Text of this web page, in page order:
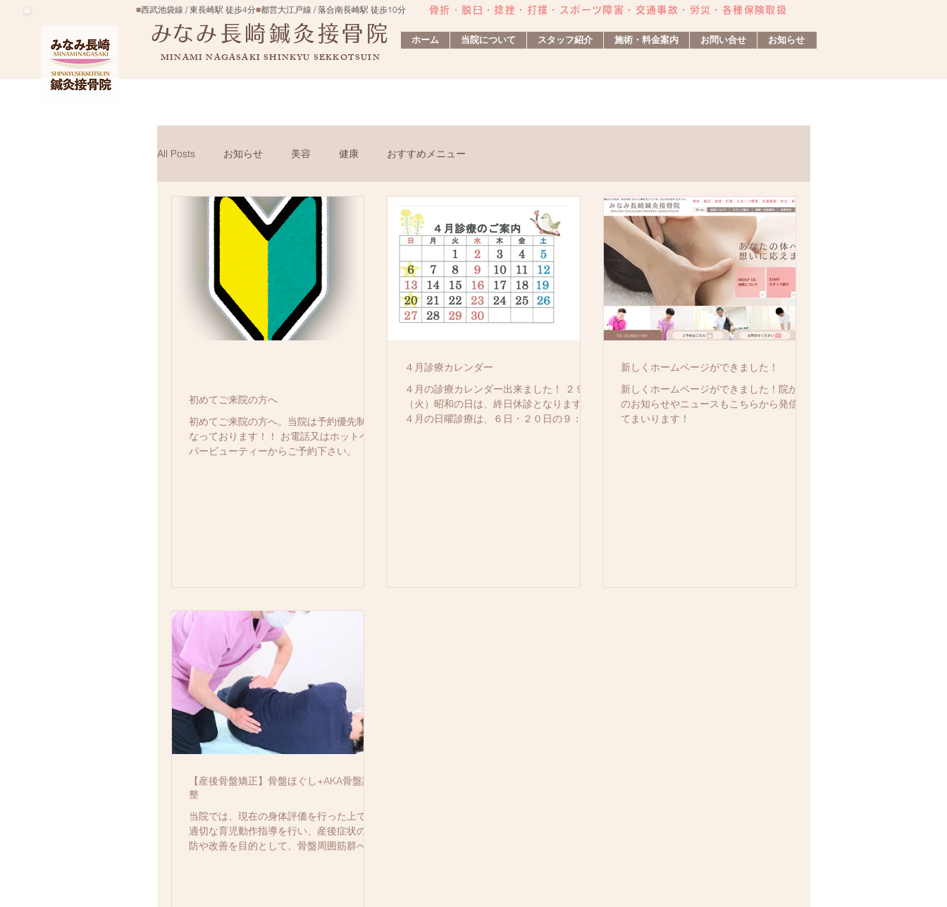
■西武池袋線 / 東長崎駅 徒歩4分■都営大江戸線 / 落合南長崎駅 徒歩10分 骨折・脱臼・捻挫・打撲・スポーツ障害​・交通事故・労災・各種保険取扱
​みなみ長崎鍼灸接骨院 ホーム 当院について スタッフ紹介 施術・料金案内 お問い合せ お知らせ
MINAMI NAGASAKI SHINKYU SEKKOTSUIN
All Posts お知らせ 美容 健康 おすすめメニュー
初めてご来院の方へ
初めてご来院の方へ。当院は予約優先制と
なっております！！ お電話又はホットペッ
パービューティーからご予約下さい。
４月診療カレンダー
４月の診療カレンダー出来ました！ ２９
（火）昭和の日は、終日休診となります。
４月の日曜診療は、６日・２０日の９：０
新しくホームページができました！
新しくホームページができました！院から
のお知らせやニュースもこちらから発信し
てまいります！
【産後骨盤矯正】骨盤ほぐし+AKA骨盤調
整
当院では、現在の身体評価を行った上で、
適切な育児動作指導を行い、産後症状の予
防や改善を目的として、骨盤周囲筋群への